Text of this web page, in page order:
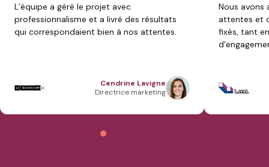
L’équipe a géré le projet avec
professionnalisme et a livré des résultats
qui correspondaient bien à nos attentes.
Cendrine Lavigne
Directrice marketingCENDRINELAVIGNE
Nous avons
attentes et
fixés, tant